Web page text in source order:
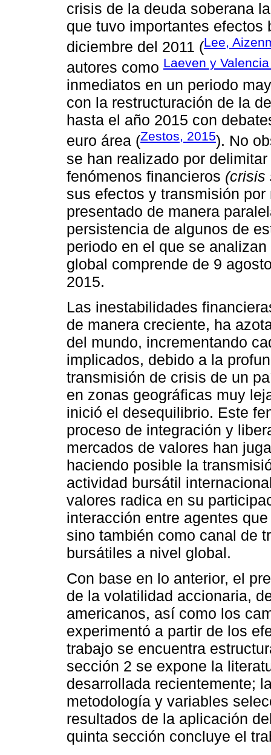
crisis de la deuda soberana
que tuvo importantes
diciembre del 2011 (Lee,
autores como Laeven y
inmediatos en un periodo
con la restructuración de la
hasta el año 2015 con
euro área (Zestos, 2015). No
se han realizado por
fenómenos financieros (crisis
sus efectos y transmisión
presentado de manera
persistencia de algunos de
periodo en el que se
global comprende de 9
2015.
Las inestabilidades
de manera creciente, ha
del mundo, incrementando
implicados, debido a la
transmisión de crisis de un
en zonas geográficas muy
inició el desequilibrio. Este
proceso de integración y
mercados de valores han
haciendo posible la
actividad bursátil
valores radica en su
interacción entre agentes
sino también como canal de
bursátiles a nivel global.
Con base en lo anterior, el
de la volatilidad accionaria,
americanos, así como los
experimentó a partir de los
trabajo se encuentra
sección 2 se expone la
desarrollada recientemente;
metodología y variables
resultados de la aplicación
quinta sección concluye el